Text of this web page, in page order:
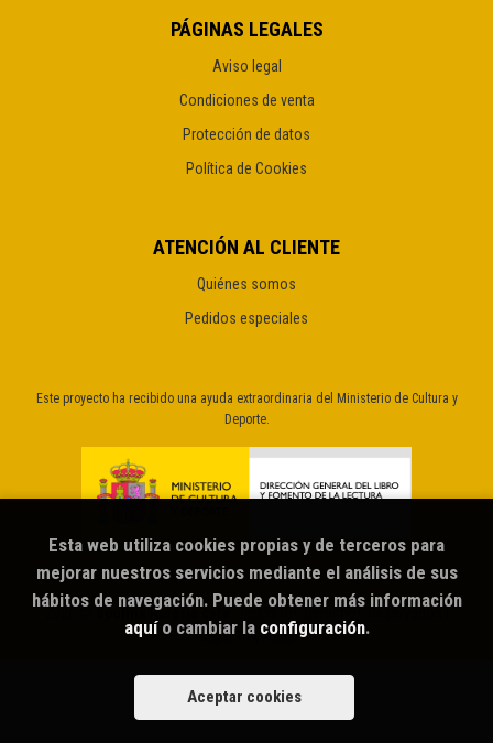
PÁGINAS LEGALES
Aviso legal
Condiciones de venta
Protección de datos
Política de Cookies
ATENCIÓN AL CLIENTE
Quiénes somos
Pedidos especiales
Este proyecto ha recibido una ayuda extraordinaria del Ministerio de Cultura y
Deporte.
Sputnik librería café
Grupo Trevenque
Esta web utiliza cookies propias y de terceros para
mejorar nuestros servicios mediante el análisis de sus
hábitos de navegación. Puede obtener más información
aquío cambiar la configuración.
Aceptar cookies